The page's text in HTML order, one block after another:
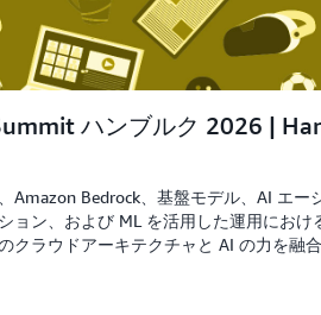
ハンブルク 2026 |
Amazon Bedrock、基盤モデル、AI エー
ョン、および ML を活用した運用にお
クラウドアーキテクチャと AI の力を融